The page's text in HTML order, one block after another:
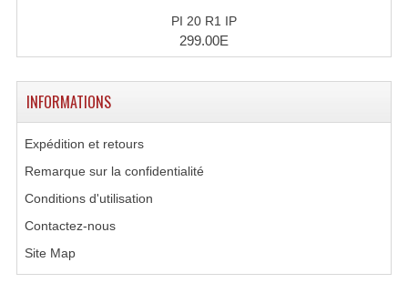
Diamants
Pieds D'enceintes
Amplificateurs Multi-Canaux
Egaliseur Egaliseurs
PI 20 R1 IP
299.00E
INFORMATIONS
Expédition et retours
Remarque sur la confidentialité
Conditions d'utilisation
Contactez-nous
Site Map